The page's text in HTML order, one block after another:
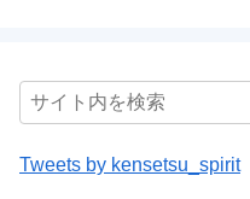
Tweets by kensetsu_spirit